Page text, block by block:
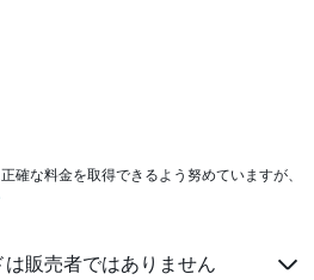
確な料金を取得できるよう努めていますが、
販売者ではありません